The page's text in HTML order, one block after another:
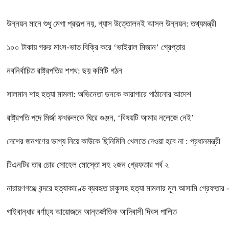
উন্নয়ন মানে শুধু মেগা প্রকল্প নয়, গ্যাস উত্তোলনই আসল উন্নয়ন: তথ্যমন্ত্রী
১০০ টাকায় গরুর মাংস-ভাত বিক্রি করে ‘ভাইরাল মিজান’ গ্রেপ্তার
নবনির্বাচিত রাষ্ট্রপতির শপথ: ছয় কমিটি গঠন
সালমান শাহ হত্যা মামলা: অভিনেতা ডনকে কারাগারে পাঠানোর আদেশ
রাষ্ট্রপতি পদে মির্জা ফখরুলকে ঘিরে গুঞ্জন, ‘বিষয়টি আমার নলেজে নেই’
দেশের জনগণের ভাগ্য নিয়ে কাউকে ছিনিমিনি খেলতে দেওয়া হবে না : প্রধানমন্ত্রী
টিএনটির তার চোর সোহেল মোস্তো সহ ২জন গ্রেফতার পর্ব ২
নারায়ণগঞ্জে বন্দরে হত্যাকাণ্ডে ব্যবহৃত চাকুসহ হত্যা মামলার মূল আসামি গ্রেফতার
গাইবান্ধার বর্ণাঢ্য আয়োজনে আন্তর্জাতিক আদিবাসী দিবস পালিত